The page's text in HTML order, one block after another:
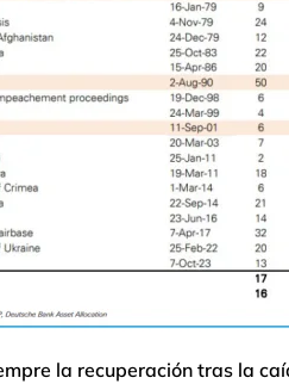
la recuperación tras la